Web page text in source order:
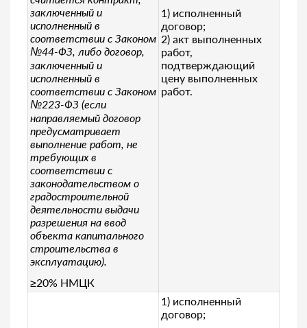
заключенный и
исполненный в
соответствии с Законом
№44-ФЗ, либо договор,
заключенный и
исполненный в
соответствии с Законом
№223-ФЗ (если
направляемый договор
предусматривает
выполнение работ, не
требующих в
соответствии с
законодательством о
градостроительной
деятельности выдачи
разрешения на ввод
объекта капитального
строительства в
эксплуатацию).
≥20% НМЦК
1) исполненный
договор;
2) акт выполненных
работ,
подтверждающий
цену выполненных
работ.
1) исполненный
договор;